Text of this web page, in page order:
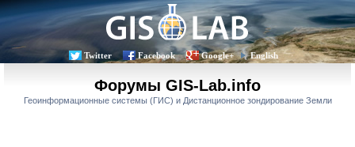
Twitter Facebook Google+ English
Форумы GIS-Lab.info
Геоинформационные системы (ГИС) и Дистанционное зондирование Земли